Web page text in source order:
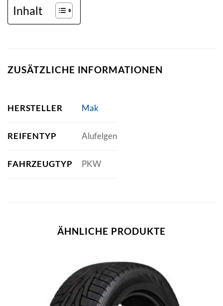
Inhalt
ZUSÄTZLICHE INFORMATIONEN
HERSTELLER Mak
REIFENTYP Alufelgen
FAHRZEUGTYP PKW
ÄHNLICHE PRODUKTE